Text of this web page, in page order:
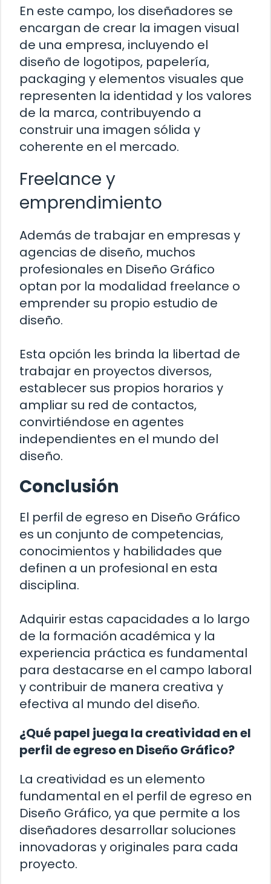
En este campo, los diseñadores se
encargan de crear la imagen visual
de una empresa, incluyendo el
diseño de logotipos, papelería,
packaging y elementos visuales que
representen la identidad y los valores
de la marca, contribuyendo a
construir una imagen sólida y
coherente en el mercado.
Freelance y
emprendimiento
Además de trabajar en empresas y
agencias de diseño, muchos
profesionales en Diseño Gráfico
optan por la modalidad freelance o
emprender su propio estudio de
diseño.
Esta opción les brinda la libertad de
trabajar en proyectos diversos,
establecer sus propios horarios y
ampliar su red de contactos,
convirtiéndose en agentes
independientes en el mundo del
diseño.
Conclusión
El perfil de egreso en Diseño Gráfico
es un conjunto de competencias,
conocimientos y habilidades que
definen a un profesional en esta
disciplina.
Adquirir estas capacidades a lo largo
de la formación académica y la
experiencia práctica es fundamental
para destacarse en el campo laboral
y contribuir de manera creativa y
efectiva al mundo del diseño.
¿Qué papel juega la creatividad en el
perfil de egreso en Diseño Gráfico?
La creatividad es un elemento
fundamental en el perfil de egreso en
Diseño Gráfico, ya que permite a los
diseñadores desarrollar soluciones
innovadoras y originales para cada
proyecto.